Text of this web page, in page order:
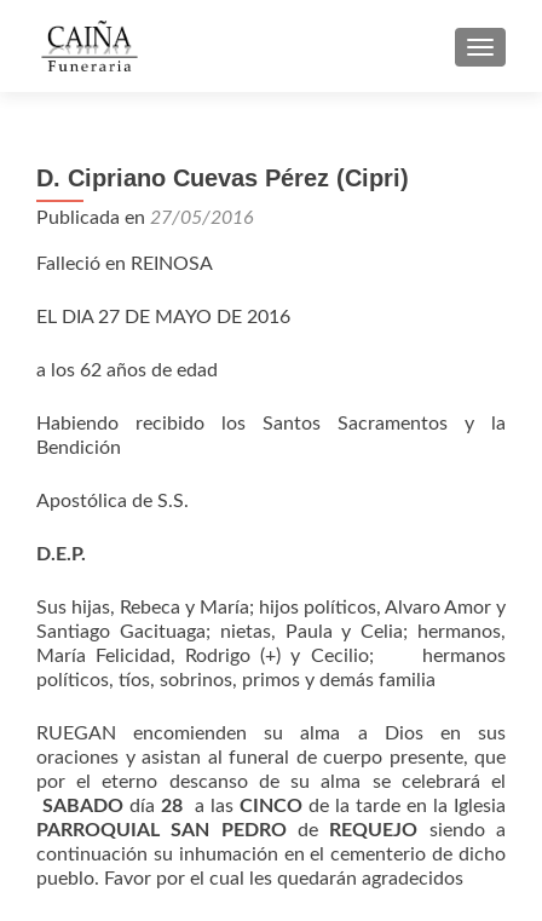
D. Cipriano Cuevas Pérez (Cipri)
Publicada en 27/05/2016
Falleció en REINOSA
EL DIA 27 DE MAYO DE 2016
a los 62 años de edad
Habiendo recibido los Santos Sacramentos y la
Bendición
Apostólica de S.S.
D.E.P.
Sus hijas, Rebeca y María; hijos políticos, Alvaro Amor y
Santiago Gacituaga; nietas, Paula y Celia; hermanos,
María Felicidad, Rodrigo (+) y Cecilio; hermanos
políticos, tíos, sobrinos, primos y demás familia
RUEGAN encomienden su alma a Dios en sus
oraciones y asistan al funeral de cuerpo presente, que
por el eterno descanso de su alma se celebrará el
SABADO día 28 a las CINCO de la tarde en la Iglesia
PARROQUIAL SAN PEDRO de REQUEJO siendo a
continuación su inhumación en el cementerio de dicho
pueblo. Favor por el cual les quedarán agradecidos